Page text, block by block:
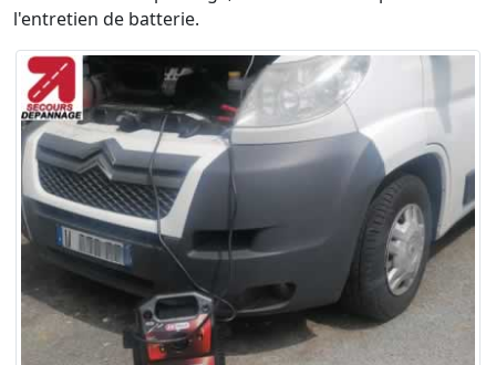
l'entretien de batterie.